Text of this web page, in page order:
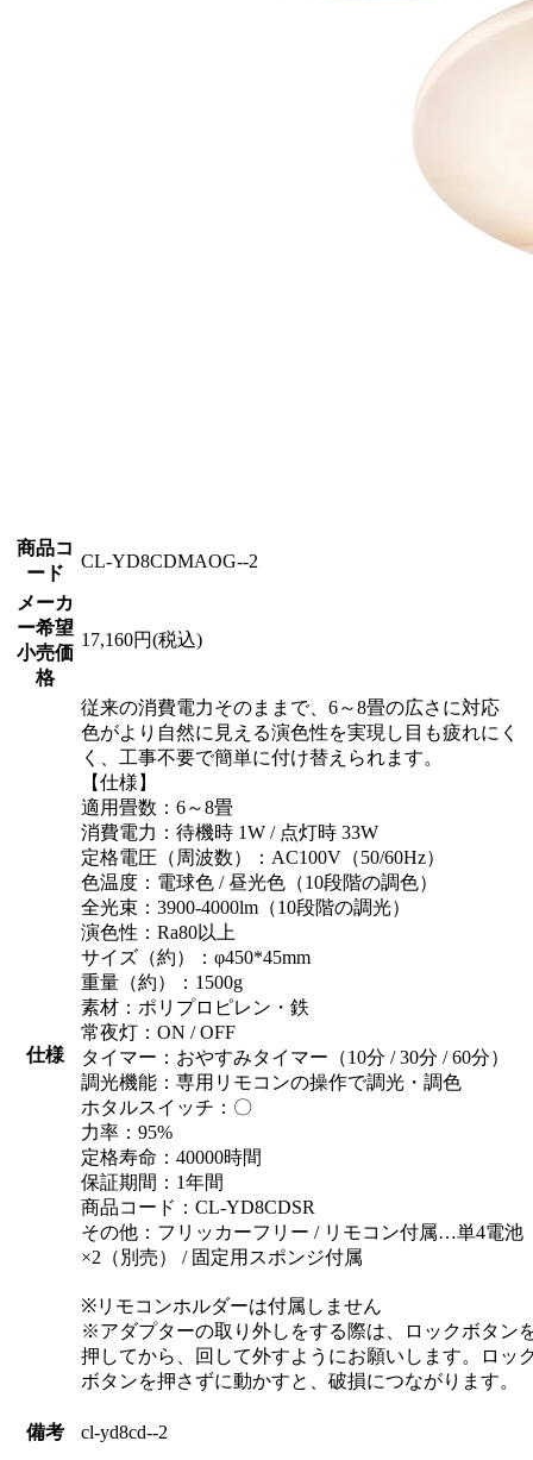
商品コ
ード
CL-YD8CDMAOG--2
メーカ
ー希望
小売価
格
17,160円(税込)
仕様
従来の消費電力そのままで、6～8畳の広さに対応
色がより自然に見える演色性を実現し目も疲れにく
く、工事不要で簡単に付け替えられます。
【仕様】
適用畳数：6～8畳
消費電力：待機時 1W / 点灯時 33W
定格電圧（周波数）：AC100V（50/60Hz）
色温度：電球色 / 昼光色（10段階の調色）
全光束：3900-4000lm（10段階の調光）
演色性：Ra80以上
サイズ（約）：φ450*45mm
重量（約）：1500g
素材：ポリプロピレン・鉄
常夜灯：ON / OFF
タイマー：おやすみタイマー（10分 / 30分 / 60分）
調光機能：専用リモコンの操作で調光・調色
ホタルスイッチ：〇
力率：95%
定格寿命：40000時間
保証期間：1年間
商品コード：CL-YD8CDSR
その他：フリッカーフリー / リモコン付属…単4電池
×2（別売） / 固定用スポンジ付属
※リモコンホルダーは付属しません
※アダプターの取り外しをする際は、ロックボタン
押してから、回して外すようにお願いします。ロッ
ボタンを押さずに動かすと、破損につながります。
備考 cl-yd8cd--2